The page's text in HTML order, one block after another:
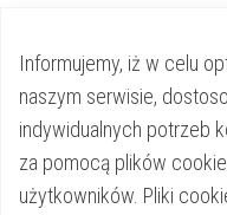
Informujemy, iż w celu
naszym serwisie,
indywidualnych potrzeb
za pomocą plików
użytkowników. Pliki